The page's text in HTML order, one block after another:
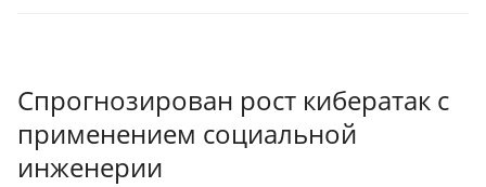
Спрогнозирован рост кибератак с
применением социальной
инженерии